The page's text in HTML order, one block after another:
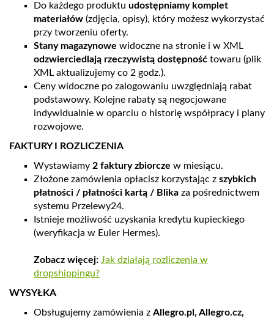
Do każdego produktu udostępniamy komplet
materiałów (zdjęcia, opisy), który możesz wykorzystać
przy tworzeniu oferty.
Stany magazynowe widoczne na stronie i w XML
odzwierciedlają rzeczywistą dostępność towaru (plik
XML aktualizujemy co 2 godz.).
Ceny widoczne po zalogowaniu uwzględniają rabat
podstawowy. Kolejne rabaty są negocjowane
indywidualnie w oparciu o historię współpracy i plany
rozwojowe.
FAKTURY I ROZLICZENIA
Wystawiamy 2 faktury zbiorcze w miesiącu.
Złożone zamówienia opłacisz korzystając z szybkich
płatności / płatności kartą / Blika za pośrednictwem
systemu Przelewy24.
Istnieje możliwość uzyskania kredytu kupieckiego
(weryfikacja w Euler Hermes).
Zobacz więcej: Jak działają rozliczenia w
dropshippingu?
WYSYŁKA
Obsługujemy zamówienia z Allegro.pl, Allegro.cz,